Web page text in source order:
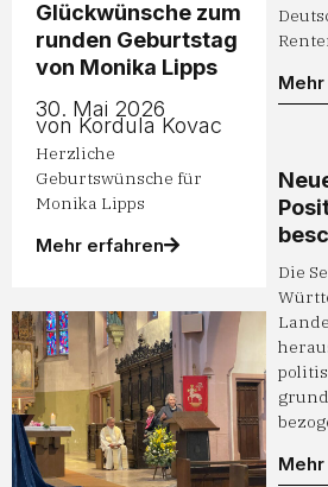
Glückwünsche zum
runden Geburtstag
von Monika Lipps
30. Mai 2026
von Kordula Kovac
Herzliche
Geburtswünsche für
Monika Lipps
Mehr erfahren
Die